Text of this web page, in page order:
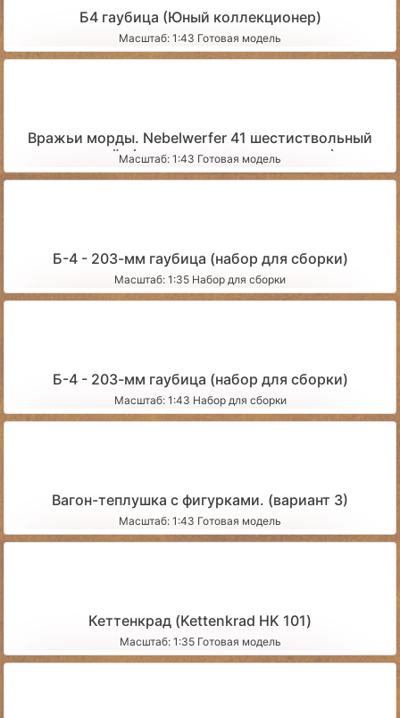
Б4 гаубица (Юный коллекционер)
Масштаб: 1:43 Готовая модель
Вражьи морды. Nebelwerfer 41 шестиствольный
миномёт (со сложенными станинами)
Масштаб: 1:43 Готовая модель
Б-4 - 203-мм гаубица (набор для сборки)
Масштаб: 1:35 Набор для сборки
Б-4 - 203-мм гаубица (набор для сборки)
Масштаб: 1:43 Набор для сборки
Вагон-теплушка с фигурками. (вариант 3)
Масштаб: 1:43 Готовая модель
Кеттенкрад (Kettenkrad HK 101)
Масштаб: 1:35 Готовая модель